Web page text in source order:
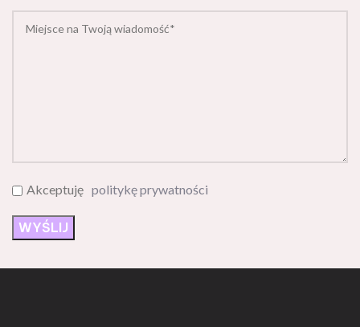
Akceptuję politykę prywatności